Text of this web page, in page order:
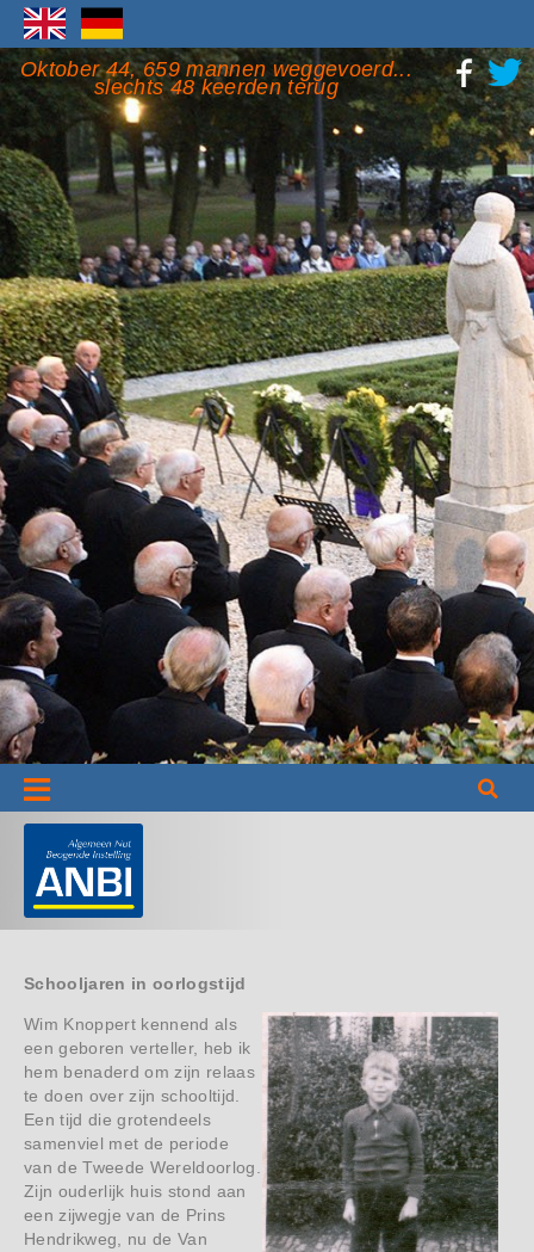
Oktober 44, 659 mannen weggevoerd...
slechts 48 keerden terug
Informatie
Schooljaren in oorlogstijd
Wim Knoppert kennend als
een geboren verteller, heb ik
hem benaderd om zijn relaas
te doen over zijn schooltijd.
Een tijd die grotendeels
samenviel met de periode
van de Tweede Wereldoorlog.
Zijn ouderlijk huis stond aan
een zijwegje van de Prins
Hendrikweg, nu de Van